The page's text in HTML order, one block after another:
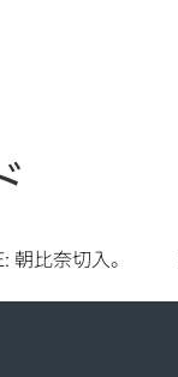
朝比奈切入。